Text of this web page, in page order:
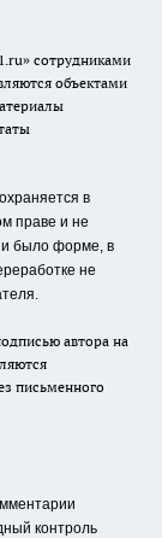
сотрудниками
объектами
в
праве и не
было форме, в
не
автора на
письменного
контроль